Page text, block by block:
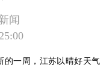
闻
的一周，江苏以晴好天气